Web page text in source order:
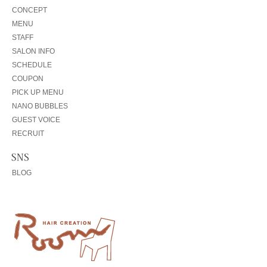
CONCEPT
MENU
STAFF
SALON INFO
SCHEDULE
COUPON
PICK UP MENU
NANO BUBBLES
GUEST VOICE
RECRUIT
BLOG